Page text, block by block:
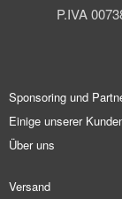
P.IVA
Sponsoring und
Einige unserer
Über uns
Versand